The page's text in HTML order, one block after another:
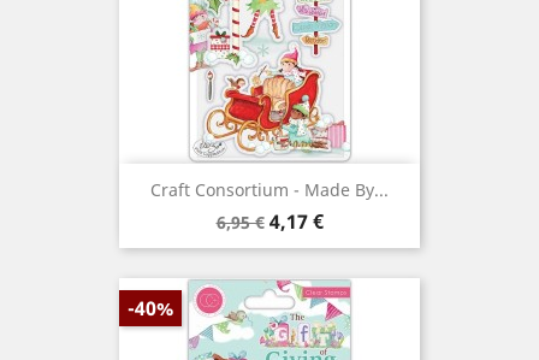
Craft Consortium - Made By...
Prix
de
6,95 € Prix
4,17 €
-40%